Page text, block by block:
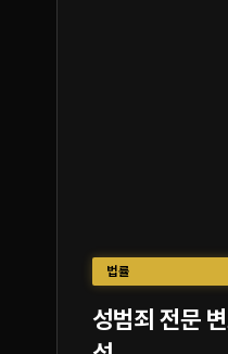
법률
성범죄 전문